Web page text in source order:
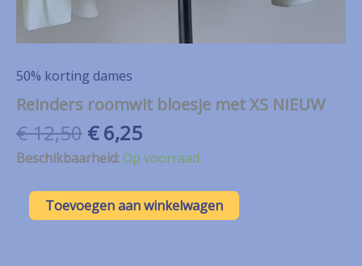
50% korting dames
Reinders roomwit bloesje met XS NIEUW
€12,50 Oorspronkelijke
prijs
€ 12,50.
€6,25Huidige
prijs
€ 6,25.
Beschikbaarheid:Op voorraad
Reinders
roomwitToevoegen aan winkelwagen